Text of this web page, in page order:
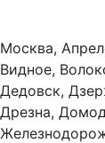
Москва,
Видное,
Дедовск,
Дрезна,